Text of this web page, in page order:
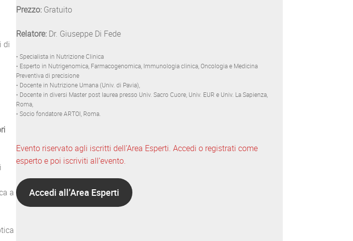
di
a
Prezzo: Gratuito
Relatore: Dr. Giuseppe Di Fede
• Specialista in Nutrizione Clinica
• Esperto in Nutrigenomica, Farmacogenomica, Immunologia clinica, Oncologia e Medicina
Preventiva di precisione
• Docente in Nutrizione Umana (Univ. di Pavia),
• Docente in diversi Master post laurea presso Univ. Sacro Cuore, Univ. EUR e Univ. La Sapienza,
Roma,
• Socio fondatore ARTOI, Roma.
Evento riservato agli iscritti dell’Area Esperti. Accedi o registrati come
esperto e poi iscriviti all’evento.
Accedi all’Area Esperti